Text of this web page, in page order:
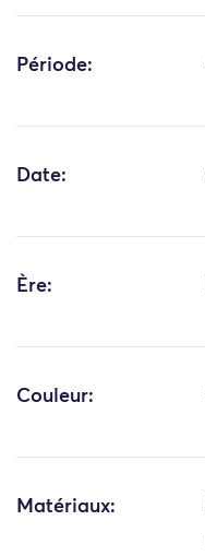
Période:
Date:
Ère:
Couleur:
Matériaux: